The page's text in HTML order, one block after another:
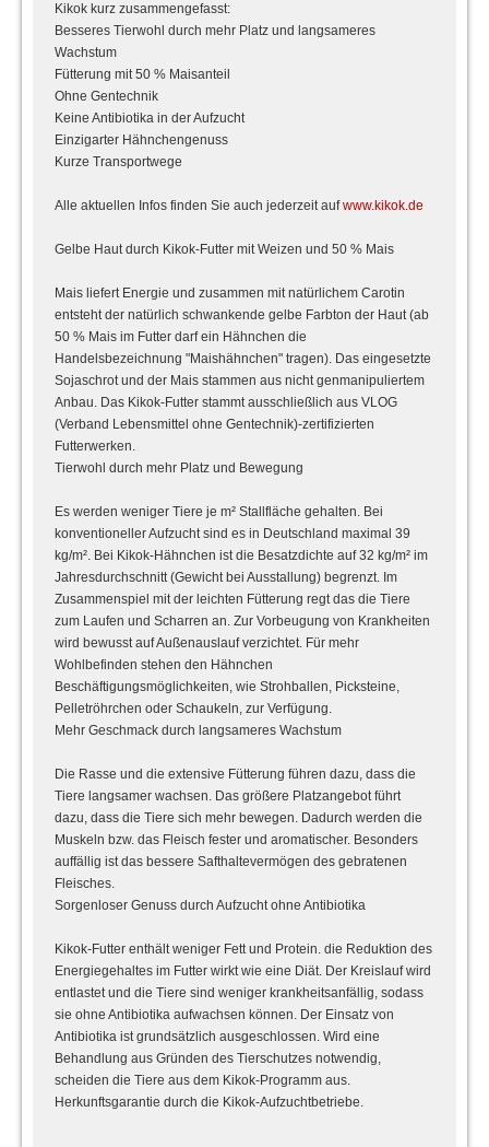
Kikok kurz zusammengefasst:
Besseres Tierwohl durch mehr Platz und langsameres
Wachstum
Fütterung mit 50 % Maisanteil
Ohne Gentechnik
Keine Antibiotika in der Aufzucht
Einzigarter Hähnchengenuss
Kurze Transportwege
Alle aktuellen Infos finden Sie auch jederzeit aufwww.kikok.de
Gelbe Haut durch Kikok-Futter mit Weizen und 50 % Mais
Mais liefert Energie und zusammen mit natürlichem Carotin
entsteht der natürlich schwankende gelbe Farbton der Haut (ab
50 % Mais im Futter darf ein Hähnchen die
Handelsbezeichnung "Maishähnchen" tragen). Das eingesetzte
Sojaschrot und der Mais stammen aus nicht genmanipuliertem
Anbau. Das Kikok-Futter stammt ausschließlich aus VLOG
(Verband Lebensmittel ohne Gentechnik)-zertifizierten
Futterwerken.
Tierwohl durch mehr Platz und Bewegung
Es werden weniger Tiere je m² Stallfläche gehalten. Bei
konventioneller Aufzucht sind es in Deutschland maximal 39
kg/m². Bei Kikok-Hähnchen ist die Besatzdichte auf 32 kg/m² im
Jahresdurchschnitt (Gewicht bei Ausstallung) begrenzt. Im
Zusammenspiel mit der leichten Fütterung regt das die Tiere
zum Laufen und Scharren an. Zur Vorbeugung von Krankheiten
wird bewusst auf Außenauslauf verzichtet. Für mehr
Wohlbefinden stehen den Hähnchen
Beschäftigungsmöglichkeiten, wie Strohballen, Picksteine,
Pelletröhrchen oder Schaukeln, zur Verfügung.
Mehr Geschmack durch langsameres Wachstum
Die Rasse und die extensive Fütterung führen dazu, dass die
Tiere langsamer wachsen. Das größere Platzangebot führt
dazu, dass die Tiere sich mehr bewegen. Dadurch werden die
Muskeln bzw. das Fleisch fester und aromatischer. Besonders
auffällig ist das bessere Safthaltevermögen des gebratenen
Fleisches.
Sorgenloser Genuss durch Aufzucht ohne Antibiotika
Kikok-Futter enthält weniger Fett und Protein. die Reduktion des
Energiegehaltes im Futter wirkt wie eine Diät. Der Kreislauf wird
entlastet und die Tiere sind weniger krankheitsanfällig, sodass
sie ohne Antibiotika aufwachsen können. Der Einsatz von
Antibiotika ist grundsätzlich ausgeschlossen. Wird eine
Behandlung aus Gründen des Tierschutzes notwendig,
scheiden die Tiere aus dem Kikok-Programm aus.
Herkunftsgarantie durch die Kikok-Aufzuchtbetriebe.